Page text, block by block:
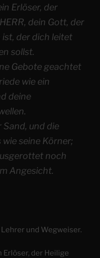
Erlöser, der
dein Gott, der
der dich leitet
sollst.
Gebote geachtet
wie ein
deine
Sand, und die
seine Körner;
noch
Angesicht.
und Wegweiser.
Erlöser, der Heilige